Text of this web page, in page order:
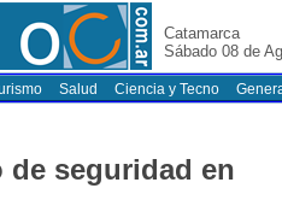
Catamarca
Sábado 08 de
Salud Ciencia y Tecno
de seguridad en